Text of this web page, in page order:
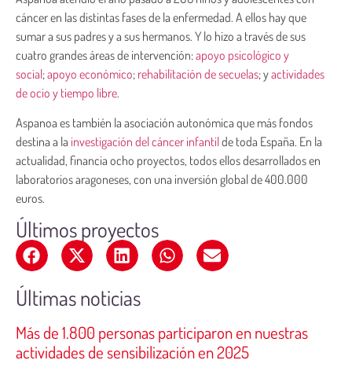
cáncer en las distintas fases de la enfermedad. A ellos hay que
sumar a sus padres y a sus hermanos. Y lo hizo a través de sus
cuatro grandes áreas de intervención:apoyo psicológico y
social;apoyo económico; rehabilitación de secuelas; yactividades
de ocio y tiempo libre.
Aspanoa es también la asociación autonómica que más fondos
destina a la investigación del cáncer infantilde toda España. En la
actualidad, financia ocho proyectos, todos ellos desarrollados en
laboratorios aragoneses, con una inversión global de 400.000
euros.
Últimos proyectos
Últimas noticias
Más de 1.800 personas participaron en nuestras
actividades de sensibilización en 2025